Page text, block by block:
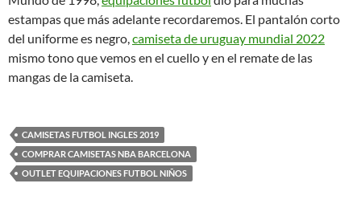
estampas que más adelante recordaremos. El pantalón corto
del uniforme es negro,camiseta de uruguay mundial 2022
mismo tono que vemos en el cuello y en el remate de las
mangas de la camiseta.
CAMISETAS FUTBOL INGLES 2019
COMPRAR CAMISETAS NBA BARCELONA
OUTLET EQUIPACIONES FUTBOL NIÑOS